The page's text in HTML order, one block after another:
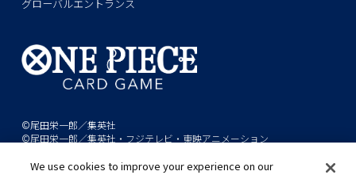
グローバルエントランス
©尾田栄一郎／集英社
©尾田栄一郎／集英社・フジテレビ・東映アニメーション
We use cookies to improve your experience on our